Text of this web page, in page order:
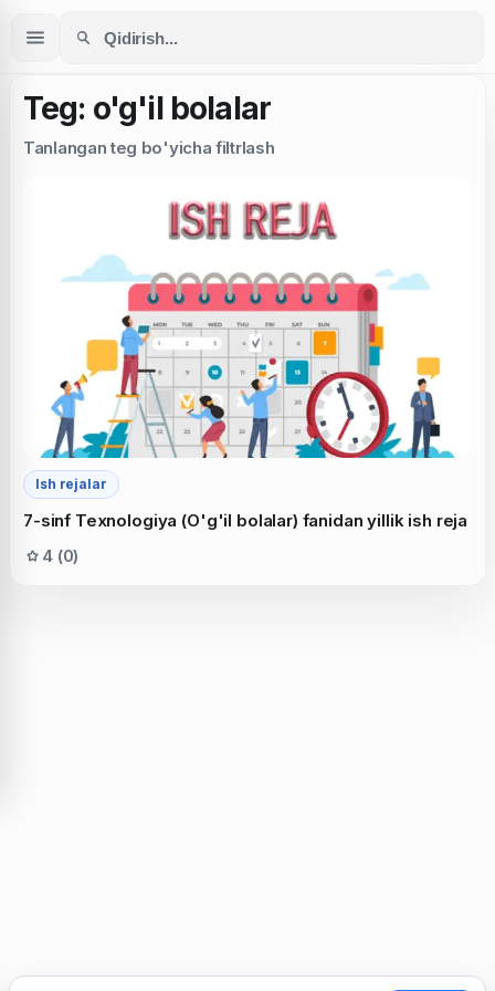
Teg: o'g'il bolalar
Tanlangan teg bo'yicha filtrlash
Ish rejalar
7-sinf Texnologiya (O'g'il bolalar) fanidan yillik ish reja
4 (0)